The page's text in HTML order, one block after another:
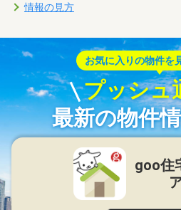
情報の見方
お気に入りの物件を
プッシュ
最新の物件
goo住